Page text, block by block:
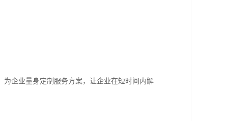
企业量身定制服务方案，让企业在短时间内解